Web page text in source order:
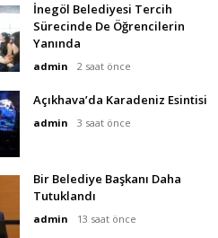
İnegöl Belediyesi Tercih
Sürecinde De Öğrencilerin
Yanında
admin 2 saat önce
Açıkhava’da Karadeniz Esintisi
admin 3 saat önce
Bir Belediye Başkanı Daha
Tutuklandı
admin 13 saat önce